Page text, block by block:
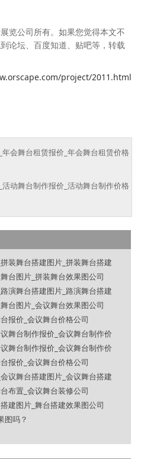
览公司所有。如果您觉得本文不
论坛、百度知道、贴吧等，转载
project/2011.html
会舞台租赁报价_年会舞台租赁价格
动舞台制作报价_活动舞台制作价格
装舞台搭建图片_拼装舞台搭建
台图片_拼装舞台效果图公司
演舞台搭建图片_路演舞台搭建
台图片_会议舞台效果图公司
报价_会议舞台价格公司
舞台制作报价_会议舞台制作价
舞台制作报价_会议舞台制作价
报价_会议舞台价格公司
议舞台搭建图片_会议舞台搭建
布置_会议舞台装修公司
建图片_舞台搭建效果图公司
图吗？